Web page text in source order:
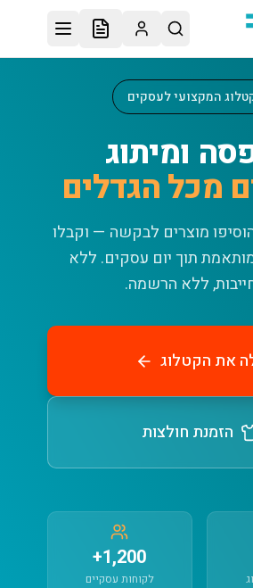
המקצועי לעסקים
ומיתוג
מכל הגדלים
מוצרים לבקשה — וקבלו
תוך יום עסקים. ללא
ללא הרשמה.
את הקטלוג
הזמנת חולצות
1,200+
לקוחות עסקיים